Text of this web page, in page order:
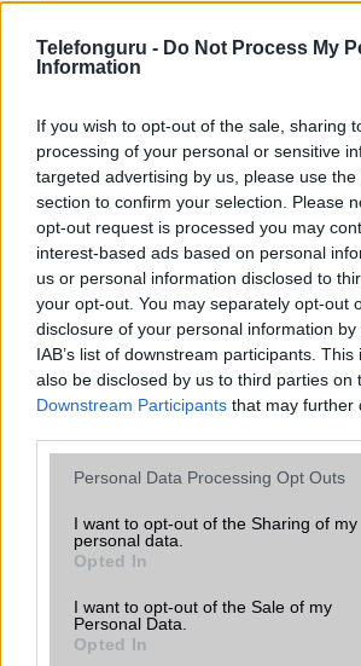
Telefonguru - Do Not Process My
Information
If you wish to opt-out of the sale, sharing
processing of your personal or sensitive
targeted advertising by us, please use
section to confirm your selection. Please
opt-out request is processed you may
interest-based ads based on personal
us or personal information disclosed to
your opt-out. You may separately opt-out
disclosure of your personal information
IAB’s list of downstream participants.
also be disclosed by us to third parties on
Downstream Participants that may further
Please note that this website/app uses
not limited to your visit or usage
grant or deny consent to Google and its
use your data for below specified
consent section.
Personal Data Processing Opt Outs
I want to opt-out of the Sharing of my
personal data.
Opted In
I want to opt-out of the Sale of my
Personal Data.
Opted In
Készenléti idő h /
Az
Beszélgetési idő h /
Gyorstöltés
24
ALKALMAZÁSOK ÉS ÉRZÉKELŐK
Java Nincs
Flash / Ujjlenyomat olvasó Nincs
SNS integráció van (alap
Organizer van (alap
Office alkalmazások
DV =
Excel,
Iránytũ ecompass
EGYÉB